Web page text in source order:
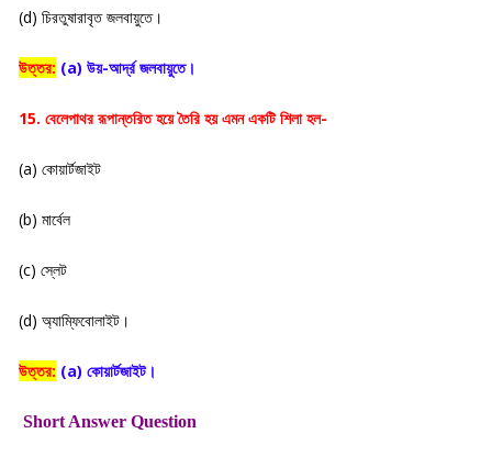
(d) চিরতুষারাবৃত জলবায়ুতে।
উত্তর: (a) উয়-আর্দ্র জলবায়ুতে।
15. বেলেপাথর রূপান্তরিত হয়ে তৈরি হয় এমন একটি শিলা হল-
(a) কোয়ার্টজাইট
(b) মার্বেল
(c) স্লেট
(d) অ্যাম্ফিবোলাইট।
উত্তর: (a) কোয়ার্টজাইট।
Short Answer Question